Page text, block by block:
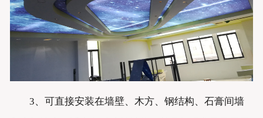
3、可直接安装在墙壁、木方、钢结构、石膏间墙